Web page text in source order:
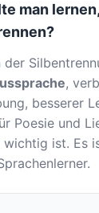
man
der
,
besserer
Poesie und
wichtig ist. Es